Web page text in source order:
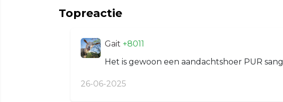
Topreactie
Gait +8011
Het is gewoon een aandachtshoer PUR sang
26-06-2025